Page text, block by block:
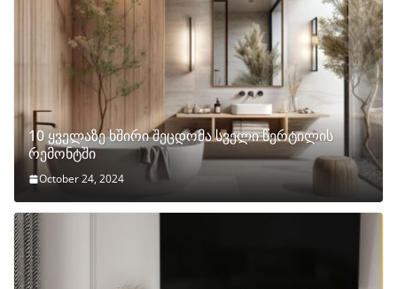
10 ყველაზე ხშირი შეცდომა სველი წერტილის
რემონტში
October 24, 2024